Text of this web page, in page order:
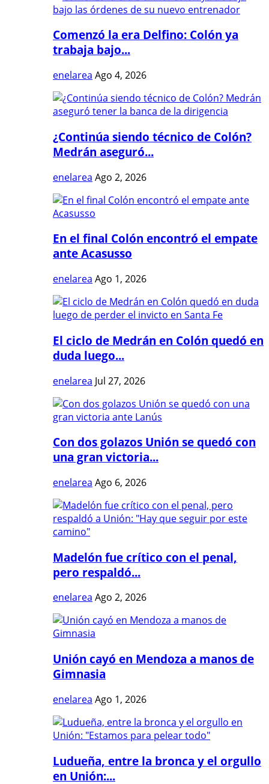
Comenzó la era Delfino: Colón ya
trabaja bajo...
enelarea Ago 4, 2026
¿Continúa siendo técnico de Colón?
Medrán aseguró...
enelarea Ago 2, 2026
En el final Colón encontró el empate
ante Acasusso
enelarea Ago 1, 2026
El ciclo de Medrán en Colón quedó en
duda luego...
enelarea Jul 27, 2026
Con dos golazos Unión se quedó con
una gran victoria...
enelarea Ago 6, 2026
Madelón fue crítico con el penal,
pero respaldó...
enelarea Ago 2, 2026
Unión cayó en Mendoza a manos de
Gimnasia
enelarea Ago 1, 2026
Ludueña, entre la bronca y el orgullo
en Unión:...